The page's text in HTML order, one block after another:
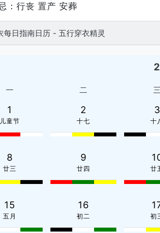
：行丧 置产 安葬
每日指南日历 - 五行穿衣精灵
一 二 三
1
儿童节
2
十七
3
十
8
廿三
9
廿四 廿
15
五月
16
初二 初